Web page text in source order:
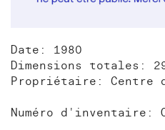
Date: 1980
Dimensions totales:
Propriétaire: Centre
Numéro d'inventaire: